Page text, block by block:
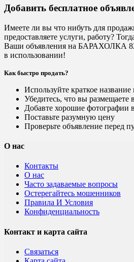
Добавить бесплатное
Имеете ли вы что нибуть для
предоставляете услуги, работу?
Ваши объявления на БАРАХОЛКА
в использовании!
Как быстро продать?
Используйте краткое
Убедитесь, что вы размещаете
Добавте хорошие фотографии
Поставьте разумную цену
Проверьте объявление перед
О нас
Контакты
О нас
Часто задаваемые вопросы
Остерегайтесь мошенников
Правила И Условия
Конфиденциальность
Контакт и карта сайта
Связаться